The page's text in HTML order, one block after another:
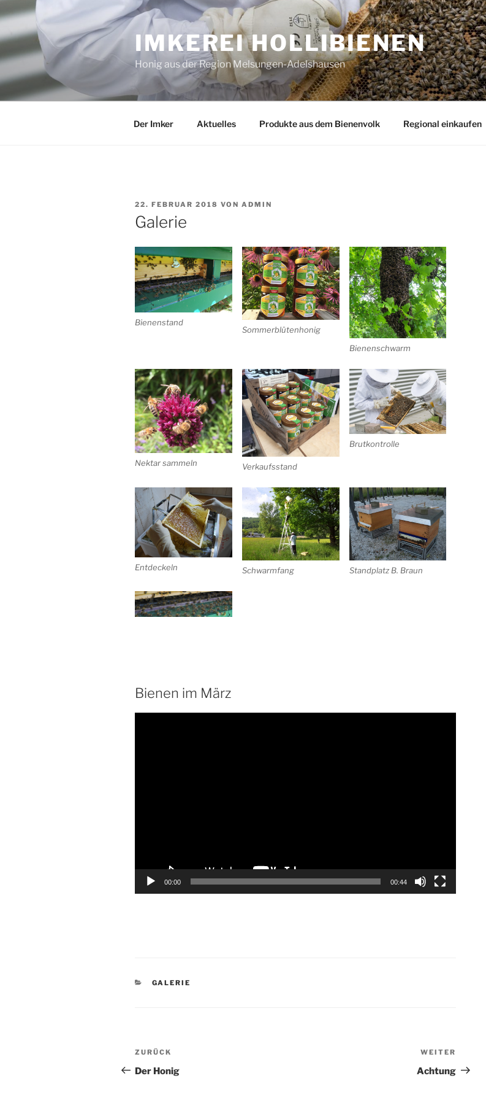
Inhalt
springen
IMKEREI HOLLIBIENEN
Honig aus der Region Melsungen-Adelshausen
Der Imker Aktuelles Produkte aus dem Bienenvolk Regional einkaufen
VERÖFFENTLICHT
AM
22. FEBRUAR 2018 VON ADMIN
Galerie
Bienenstand
Sommerblütenhonig
Bienenschwarm
Nektar sammeln Verkaufsstand
Brutkontrolle
Entdeckeln Schwarmfang Standplatz B. Braun
Bienen im März
00:00 00:44
KATEGORIEN
GALERIE
Beitragsnavigation
Vorheriger
Beitrag
ZURÜCK
Der Honig
Beitrag
WEITER
Achtung